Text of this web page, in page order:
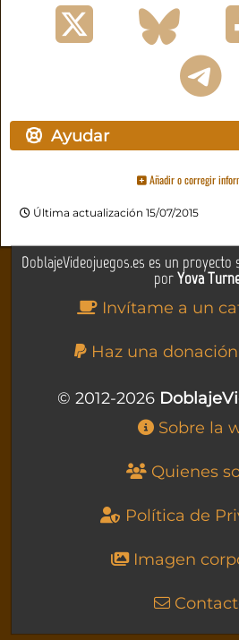
Ayudar
Añadir o corregir
Última actualización 15/07/2015
DoblajeVideojuegos.es es un
porYova
Invítame a un
Haz una
© 2012-2026
Sobre la
Quienes
Política de
Imagen